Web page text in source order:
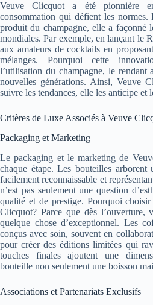
Veuve Clicquot a été pionnière
consommation qui défient les normes.
produit du champagne, elle a façonné
mondiales. Par exemple, en lançant le
aux amateurs de cocktails en
mélanges. Pourquoi cette
l’utilisation du champagne, le rendant
nouvelles générations. Ainsi, Veuve
suivre les tendances, elle les anticipe et
Critères de Luxe Associés à Veuve
Packaging et Marketing
Le packaging et le marketing de
chaque étape. Les bouteilles arborent
facilement reconnaissable et
n’est pas seulement une question
qualité et de prestige. Pourquoi
Clicquot? Parce que dès l’ouverture,
quelque chose d’exceptionnel. Les
conçus avec soin, souvent en
pour créer des éditions limitées qui
touches finales ajoutent une
bouteille non seulement une boisson
Associations et Partenariats Exclusifs